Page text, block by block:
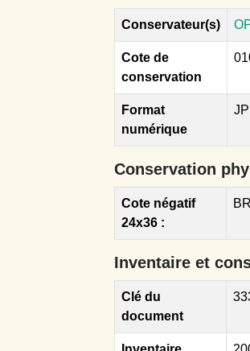
Conservateur(s)
Cote de
conservation
Format
numérique
Conservation
Cote négatif
24x36 :
Inventaire et
Clé du
document